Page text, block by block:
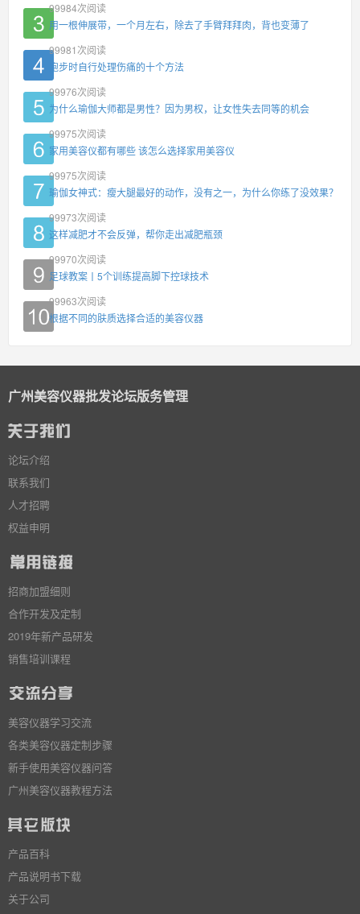
99984次阅读
用一根伸展带，一个月左右，除去了手臂拜拜肉，背也变薄了
99981 次阅读
跑步时自行处理伤痛的十个方法
99976次阅读
为什么瑜伽大师都是男性？因为男权，让女性失去同等的机会
99975次阅读
家用美容仪都有哪些 该怎么选择家用美容仪
99975次阅读
瑜伽女神式：瘦大腿最好的动作，没有之一，为什么你练了没效果？
99973次阅读
这样减肥才不会反弹，帮你走出减肥瓶颈
99970次阅读
足球教案丨5个训练提高脚下控球技术
99963次阅读
根据不同的肤质选择合适的美容仪器
广州美容仪器批发论坛版务管理
论坛介绍
联系我们
人才招聘
权益申明
招商加盟细则
合作开发及定制
2019年新产品研发
销售培训课程
美容仪器学习交流
各类美容仪器定制步骤
新手使用美容仪器问答
广州美容仪器教程方法
产品百科
产品说明书下载
关于公司